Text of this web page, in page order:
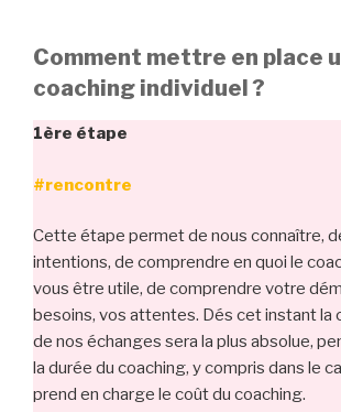
Comment mettre en place
coaching individuel ?
1ère étape
#rencontre
Cette étape permet de nous connaître,
intentions, de comprendre en quoi le
vous être utile, de comprendre votre
besoins, vos attentes. Dés cet instant la
de nos échanges sera la plus absolue,
la durée du coaching, y compris dans le
prend en charge le coût du coaching.